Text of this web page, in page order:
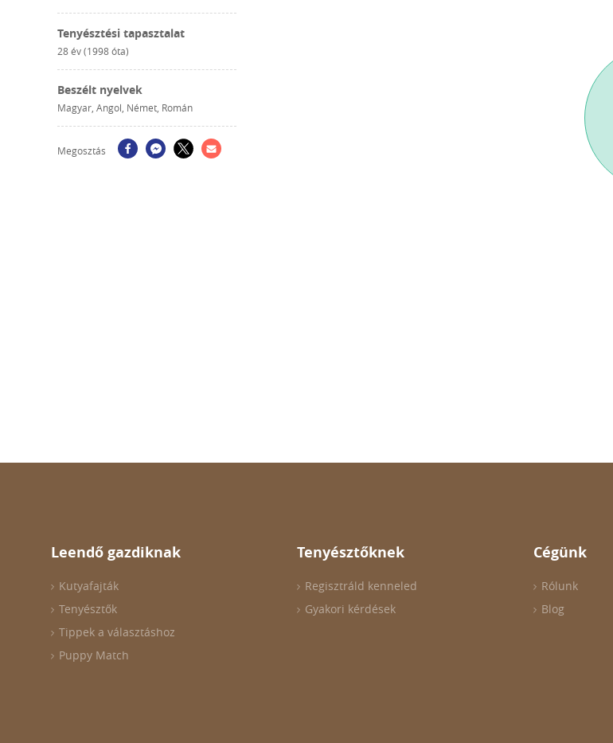
Tenyésztési tapasztalat
28 év (1998 óta)
Beszélt nyelvek
Magyar, Angol, Német, Román
Megosztás
Leendő gazdiknak
Kutyafajták
Tenyésztők
Tippek a választáshoz
Puppy Match
Tenyésztőknek
Regisztráld kenneled
Gyakori kérdések
Cégünk
Rólunk
Blog